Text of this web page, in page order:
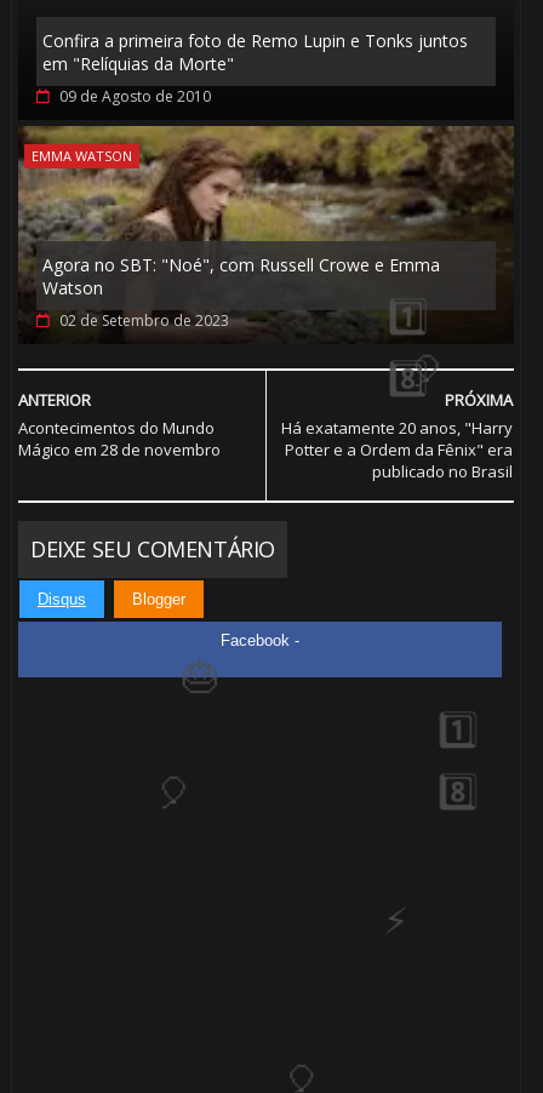
Confira a primeira foto de Remo Lupin e Tonks juntos
em "Relíquias da Morte"
09 de Agosto de 2010
EMMA WATSON
Agora no SBT: "Noé", com Russell Crowe e Emma
Watson
02 de Setembro de 2023
PRÓXIMA
Há exatamente 20 anos, "Harry
Potter e a Ordem da Fênix" era
publicado no Brasil
ANTERIOR
Acontecimentos do Mundo
Mágico em 28 de novembro
DEIXE SEU COMENTÁRIO
Disqus Blogger
Facebook -
🎂
🎂
🎂